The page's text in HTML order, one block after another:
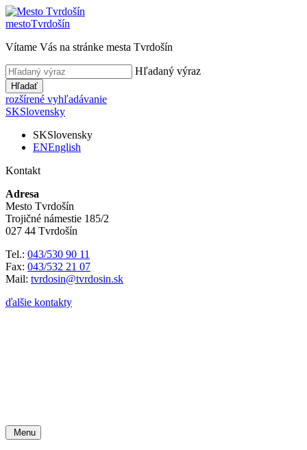
mestoTvrdošín
Vítame Vás na stránke mesta Tvrdošín
Hľadaný výraz
Hľadať
rozšírené vyhľadávanie
SKSlovensky
SKSlovensky
ENEnglish
Kontakt
Adresa
Mesto Tvrdošín
Trojičné námestie 185/2
027 44 Tvrdošín
Tel.: 043/530 90 11
Fax: 043/532 21 07
Mail: tvrdosin@tvrdosin.sk
ďalšie kontakty
Menu